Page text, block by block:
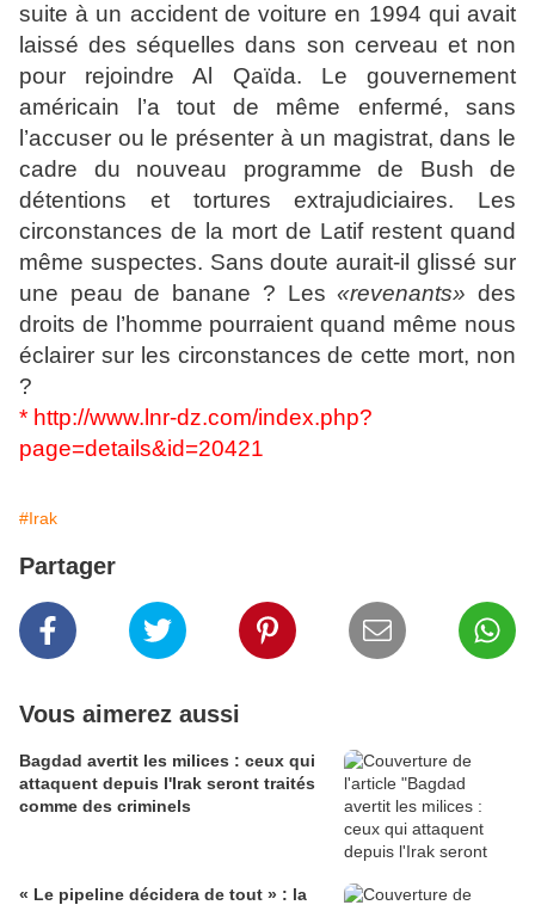
suite à un accident de voiture en 1994 qui avait
laissé des séquelles dans son cerveau et non
pour rejoindre Al Qaïda. Le gouvernement
américain l’a tout de même enfermé, sans
l’accuser ou le présenter à un magistrat, dans le
cadre du nouveau programme de Bush de
détentions et tortures extrajudiciaires. Les
circonstances de la mort de Latif restent quand
même suspectes. Sans doute aurait-il glissé sur
une peau de banane ? Les«revenants» des
droits de l’homme pourraient quand même nous
éclairer sur les circonstances de cette mort, non
?
* http://www.lnr-dz.com/index.php?
page=details&id=20421
#Irak
Partager
Vous aimerez aussi
Bagdad avertit les milices : ceux qui
attaquent depuis l'Irak seront traités
comme des criminels
« Le pipeline décidera de tout » : la